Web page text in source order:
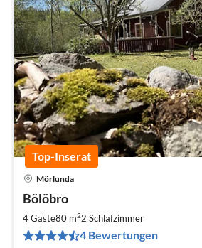
Top-Inserat
Mörlunda
Bölöbro
4 Gäste80 m22 Schlafzimmer
4 Bewertungen